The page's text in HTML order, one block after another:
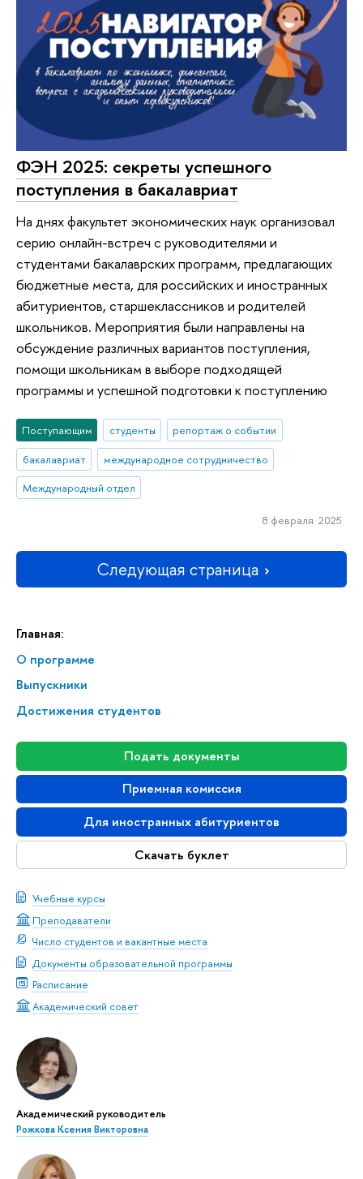
Главная:
О программе
Выпускники
Достижения студентов
Подать документы
Приемная комиссия
Для иностранных абитуриентов
Скачать буклет
Учебные курсы
Преподаватели
Число студентов и вакантные места
Документы образовательной программы
Расписание
Академический совет
Академический руководитель
Рожкова Ксения Викторовна
ФЭН 2025: секреты успешного
поступления в бакалавриат
На днях факультет экономических наук организовал
серию онлайн-встреч с руководителями и
студентами бакалаврских программ, предлагающих
бюджетные места, для российских и иностранных
абитуриентов, старшеклассников и родителей
школьников. Мероприятия были направлены на
обсуждение различных вариантов поступления,
помощи школьникам в выборе подходящей
программы и успешной подготовки к поступлению
Поступающим студенты
репортаж о событии
бакалавриат
международное сотрудничество
Международный отдел
8 февраля 2025
Следующая страница